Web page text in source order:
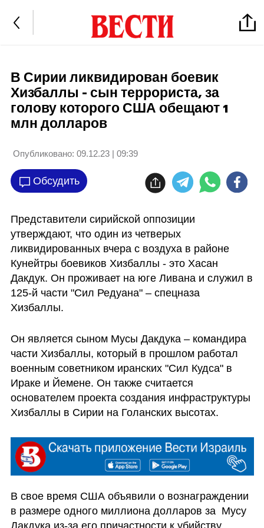
В Сирии ликвидирован боевик
Хизбаллы - сын террориста, за
голову которого США обещают 1
млн долларов
Опубликовано: 09.12.23 | 09:39
Обсудить
Представители сирийской оппозиции
утверждают, что один из четверых
ликвидированных вчера с воздуха в районе
Кунейтры боевиков Хизбаллы - это Хасан
Дакдук. Он проживает на юге Ливана и служил в
125-й части "Сил Редуана" – спецназа
Хизбаллы.
Он является сыном Мусы Дакдука – командира
части Хизбаллы, который в прошлом работал
военным советником иранских "Сил Кудса" в
Ираке и Йемене. Он также считается
основателем проекта создания инфраструктуры
Хизбаллы в Сирии на Голанских высотах.
В свое время США объявили о вознаграждении
в размере одного миллиона долларов за  Мусу